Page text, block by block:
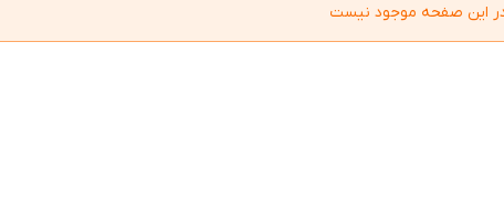
در این صفحه موجود نیست